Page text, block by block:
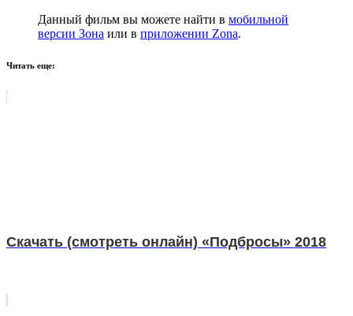
Данный фильм вы можете найти в мобильной
версии Зона или в приложении Zona.
Читать еще:
Скачать (смотреть онлайн) «Подбросы» 2018